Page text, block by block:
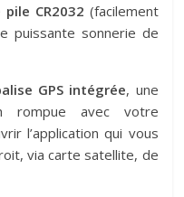
pile CR2032 (facilement
puissante sonnerie de
GPS intégrée, une
rompue avec votre
l’application qui vous
via carte satellite, de